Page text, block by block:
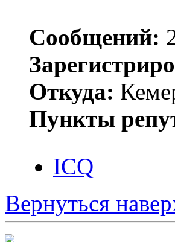
Сообщений:
Откуда:
Пункты
ICQ
Вернуться